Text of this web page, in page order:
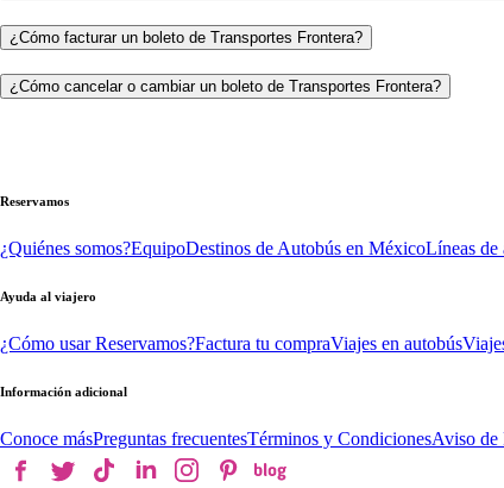
¿Cómo facturar un boleto de Transportes Frontera?
¿Cómo cancelar o cambiar un boleto de Transportes Frontera?
Reservamos
¿Quiénes somos?EquipoDestinos de Autobús en MéxicoLíneas de
Ayuda al viajero
¿Cómo usar Reservamos?Factura tu compraViajes en autobús
Información adicional
Conoce másPreguntas frecuentesTérminos y CondicionesAviso de